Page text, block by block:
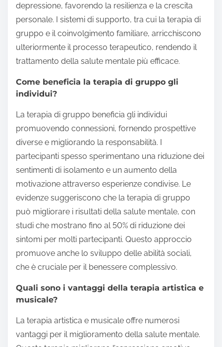
depressione, favorendo la resilienza e la crescita
personale. I sistemi di supporto, tra cui la terapia di
gruppo e il coinvolgimento familiare, arricchiscono
ulteriormente il processo terapeutico, rendendo il
trattamento della salute mentale più efficace.
Come beneficia la terapia di gruppo gli
individui?
La terapia di gruppo beneficia gli individui
promuovendo connessioni, fornendo prospettive
diverse e migliorando la responsabilità. I
partecipanti spesso sperimentano una riduzione dei
sentimenti di isolamento e un aumento della
motivazione attraverso esperienze condivise. Le
evidenze suggeriscono che la terapia di gruppo
può migliorare i risultati della salute mentale, con
studi che mostrano fino al 50% di riduzione dei
sintomi per molti partecipanti. Questo approccio
promuove anche lo sviluppo delle abilità sociali,
che è cruciale per il benessere complessivo.
Quali sono i vantaggi della terapia artistica e
musicale?
La terapia artistica e musicale offre numerosi
vantaggi per il miglioramento della salute mentale.